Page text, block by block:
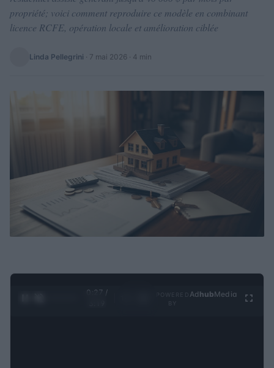
propriété; voici comment reproduire ce modèle en combinant
licence RCFE, opération locale et amélioration ciblée
Linda Pellegrini · 7 mai 2026 · 4 min
0:28 /
Ad hubMedia